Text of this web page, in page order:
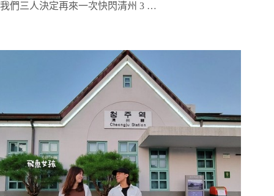
我們三人決定再來一次快閃清州 3 …